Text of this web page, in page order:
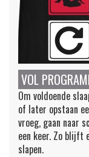
VOL
Om voldoende
of later opstaan
vroeg, gaan naar
een keer. Zo
slapen.